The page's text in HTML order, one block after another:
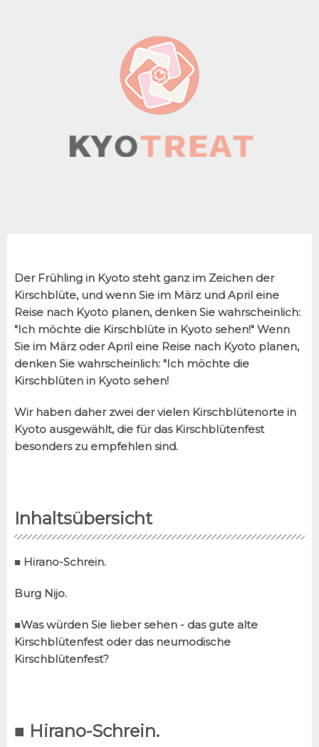
Der Frühling in Kyoto steht ganz im Zeichen der
Kirschblüte, und wenn Sie im März und April eine
Reise nach Kyoto planen, denken Sie wahrscheinlich:
"Ich möchte die Kirschblüte in Kyoto sehen!" Wenn
Sie im März oder April eine Reise nach Kyoto planen,
denken Sie wahrscheinlich: "Ich möchte die
Kirschblüten in Kyoto sehen!
Wir haben daher zwei der vielen Kirschblütenorte in
Kyoto ausgewählt, die für das Kirschblütenfest
besonders zu empfehlen sind.
Inhaltsübersicht
■ Hirano-Schrein.
Burg Nijo.
■Was würden Sie lieber sehen - das gute alte
Kirschblütenfest oder das neumodische
Kirschblütenfest?
■ Hirano-Schrein.